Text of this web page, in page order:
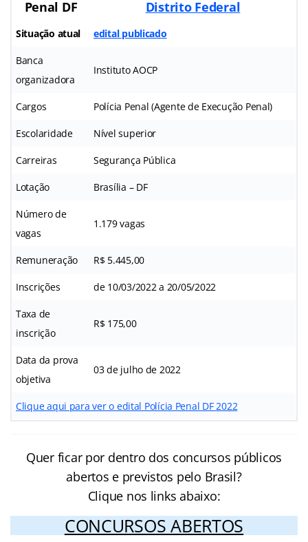
Penal DF
Distrito Federal
Situação atual edital publicado
Banca
organizadora
Instituto AOCP
Cargos Polícia Penal (Agente de Execução Penal)
Escolaridade Nível superior
Carreiras Segurança Pública
Lotação Brasília – DF
Número de
vagas
1.179 vagas
Remuneração R$ 5.445,00
Inscrições de 10/03/2022 a 20/05/2022
Taxa de
inscrição
R$ 175,00
Data da prova
objetiva
03 de julho de 2022
Clique aqui para ver o edital Polícia Penal DF 2022
Quer ficar por dentro dos concursos públicos
abertos e previstos pelo Brasil?
Clique nos links abaixo:
CONCURSOS ABERTOS